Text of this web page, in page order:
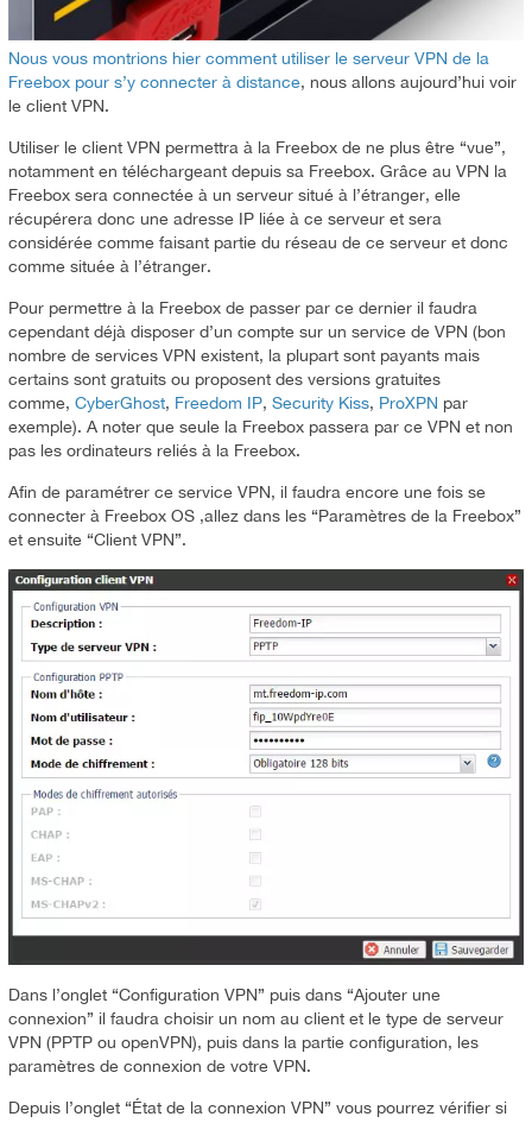
Nous vous montrions hier comment utiliser le serveur VPN de la
Freebox pour s’y connecter à distance, nous allons aujourd’hui voir
le client VPN.
Utiliser le client VPN permettra à la Freebox de ne plus être “vue”,
notamment en téléchargeant depuis sa Freebox. Grâce au VPN la
Freebox sera connectée à un serveur situé à l’étranger, elle
récupérera donc une adresse IP liée à ce serveur et sera
considérée comme faisant partie du réseau de ce serveur et donc
comme située à l’étranger.
Pour permettre à la Freebox de passer par ce dernier il faudra
cependant déjà disposer d’un compte sur un service de VPN (bon
nombre de services VPN existent, la plupart sont payants mais
certains sont gratuits ou proposent des versions gratuites
comme, CyberGhost, Freedom IP, Security Kiss, ProXPN par
exemple). A noter que seule la Freebox passera par ce VPN et non
pas les ordinateurs reliés à la Freebox.
Afin de paramétrer ce service VPN, il faudra encore une fois se
connecter à Freebox OS ,allez dans les “Paramètres de la Freebox”
et ensuite “Client VPN”.
Dans l’onglet “Configuration VPN” puis dans “Ajouter une
connexion” il faudra choisir un nom au client et le type de serveur
VPN (PPTP ou openVPN), puis dans la partie configuration, les
paramètres de connexion de votre VPN.
Depuis l’onglet “État de la connexion VPN” vous pourrez vérifier si